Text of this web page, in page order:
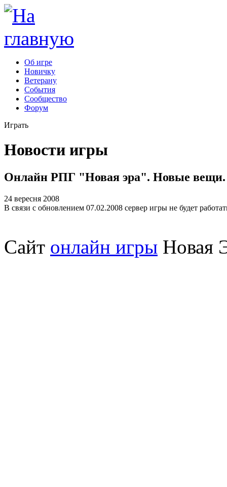
Об игре
Новичку
Ветерану
События
Сообщество
Форум
Играть
Новости игры
Онлайн РПГ "Новая эра". Новые вещи.
24 вересня 2008
В связи с обновлением 07.02.2008 сервер игры не будет
Сайт онлайн игры Новая